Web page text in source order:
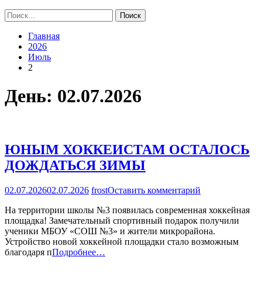
Найти:
Главная
2026
Июль
2
День: 02.07.2026
ЮНЫМ ХОККЕИСТАМ ОСТАЛОСЬ
ДОЖДАТЬСЯ ЗИМЫ
02.07.202602.07.2026 frostОставить комментарий
ОСТАЛОСЬ
ДОЖДАТЬСЯ
ЗИМЫ
На территории школы №3 появилась современная хоккейная
площадка! Замечательный спортивный подарок получили
ученики МБОУ «СОШ №3» и жители микрорайона.
Устройство новой хоккейной площадки стало возможным
благодаря пПодробнее…